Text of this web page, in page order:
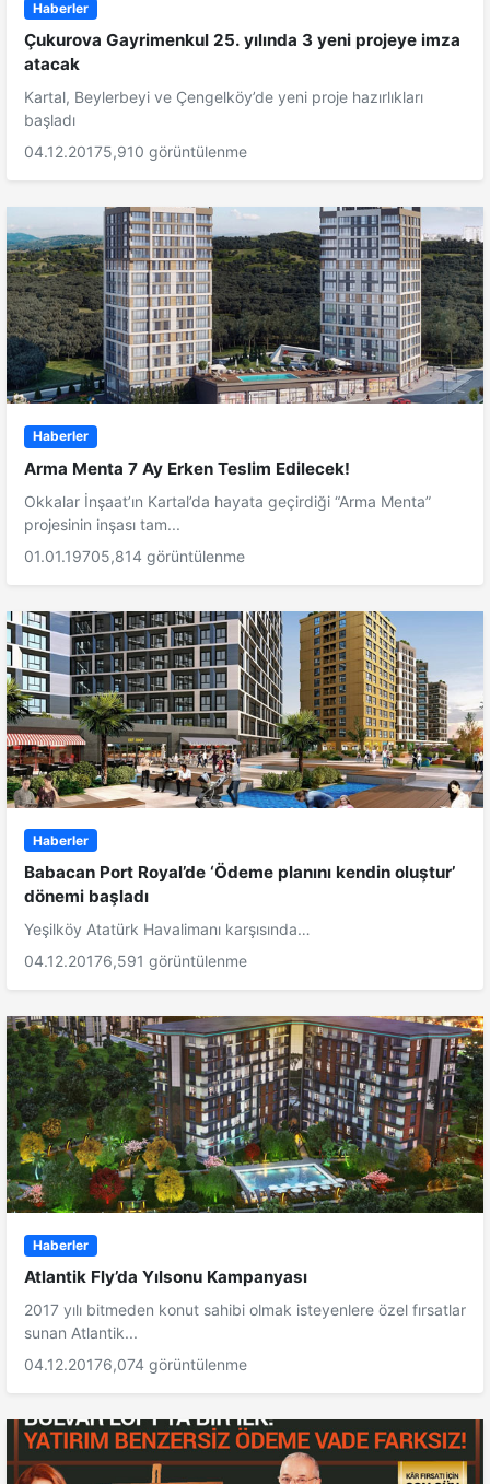
Haberler
Çukurova Gayrimenkul 25. yılında 3 yeni projeye imza
atacak
Kartal, Beylerbeyi ve Çengelköy’de yeni proje hazırlıkları
başladı
04.12.20175,910 görüntülenme
Haberler
Arma Menta 7 Ay Erken Teslim Edilecek!
Okkalar İnşaat’ın Kartal’da hayata geçirdiği “Arma Menta”
projesinin inşası tam...
01.01.19705,814 görüntülenme
Haberler
Babacan Port Royal’de ‘Ödeme planını kendin oluştur’
dönemi başladı
Yeşilköy Atatürk Havalimanı karşısında…
04.12.20176,591 görüntülenme
Haberler
Atlantik Fly’da Yılsonu Kampanyası
2017 yılı bitmeden konut sahibi olmak isteyenlere özel fırsatlar
sunan Atlantik...
04.12.20176,074 görüntülenme